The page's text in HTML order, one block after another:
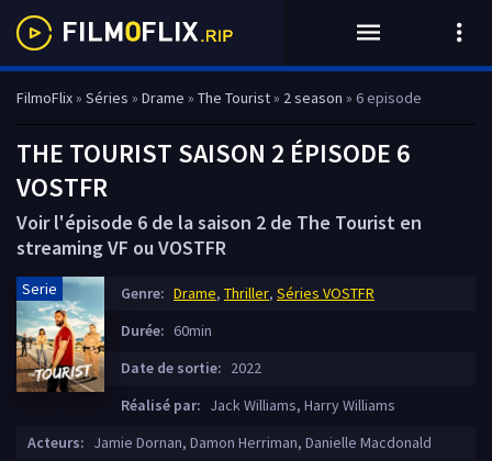
FilmoFlix» Séries » Drame » The Tourist» 2 season » 6 episode
THE TOURIST SAISON 2 ÉPISODE 6
VOSTFR
Voir l'épisode 6 de la saison 2 de The Tourist en
streaming VF ou VOSTFR
Serie Genre: Drame, Thriller, Séries VOSTFR
Durée: 60min
Date de sortie: 2022
Réalisé par: Jack Williams, Harry Williams
Acteurs: Jamie Dornan, Damon Herriman, Danielle Macdonald